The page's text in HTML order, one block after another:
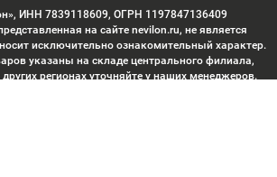
ИНН 7839118609, ОГРН 1197847136409
на сайте nevilon.ru, не является
исключительно ознакомительный характер.
указаны на складе центрального филиала,
регионах уточняйте у наших менеджеров.